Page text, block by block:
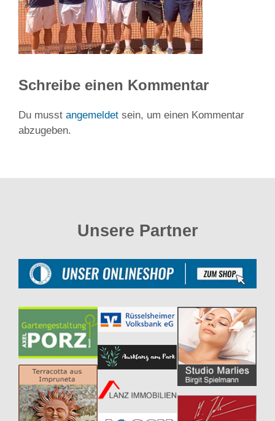
Schreibe einen Kommentar
Du musst angemeldet sein, um einen Kommentar
abzugeben.
Unsere Partner